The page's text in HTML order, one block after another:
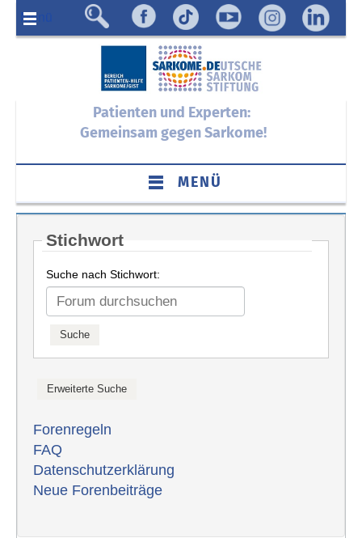
Menü
Patienten und Experten:
Gemeinsam gegen Sarkome!
MENÜ
Stichwort
Suche nach Stichwort:
Forenregeln
FAQ
Datenschutzerklärung
Neue Forenbeiträge